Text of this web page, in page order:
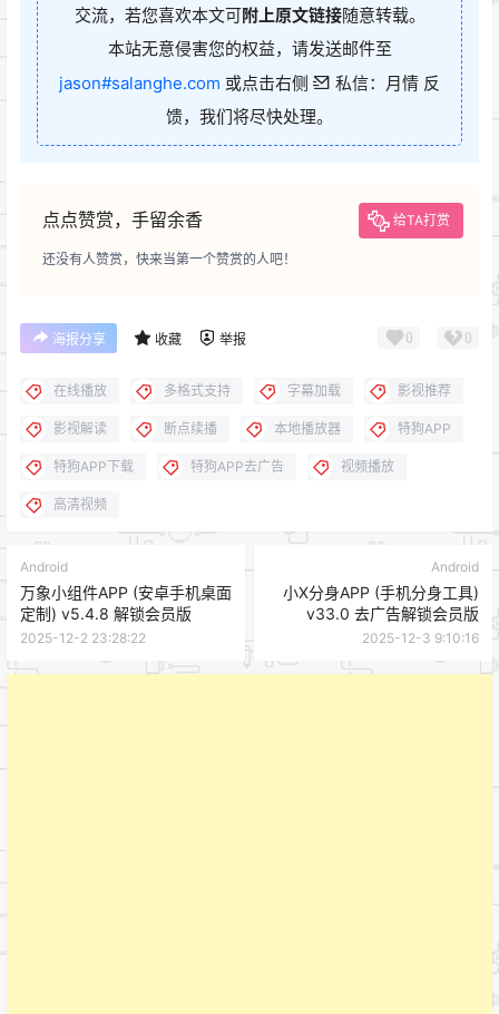
交流，若您喜欢本文可附上原文链接随意转载。
本站无意侵害您的权益，请发送邮件至
jason#salanghe.com 或点击右侧
私信：月情 反
馈，我们将尽快处理。
点点赞赏，手留余香 给TA打赏
还没有人赞赏，快来当第一个赞赏的人吧！
海报分享 收藏 举报 0 0
在线播放 多格式支持 字幕加载 影视推荐
影视解读 断点续播 本地播放器 特狗APP
特狗APP下载 特狗APP去广告 视频播放
高清视频
Android
万象小组件APP (安卓手机桌面
定制) v5.4.8 解锁会员版
2025-12-2 23:28:22
Android
小X分身APP (手机分身工具)
v33.0 去广告解锁会员版
2025-12-3 9:10:16